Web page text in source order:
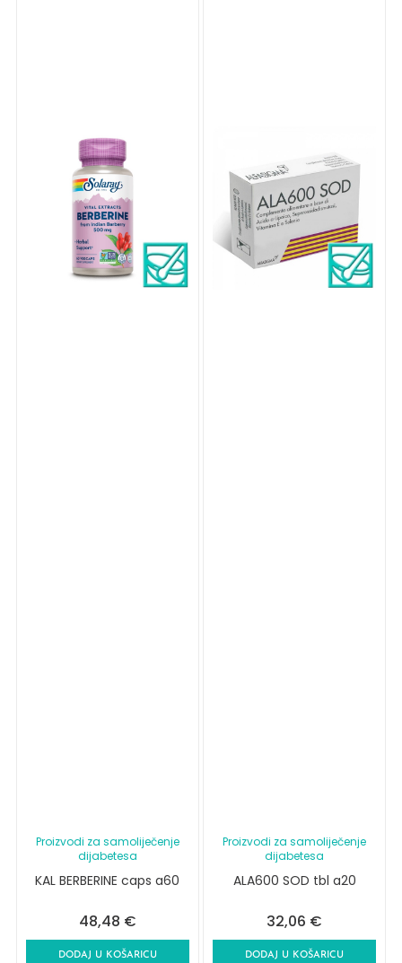
Proizvodi za samoliječenje
dijabetesa
KAL BERBERINE caps a60
48,48 €
DODAJ U KOŠARICU
Proizvodi za samoliječenje
dijabetesa
ALA600 SOD tbl a20
32,06 €
DODAJ U KOŠARICU